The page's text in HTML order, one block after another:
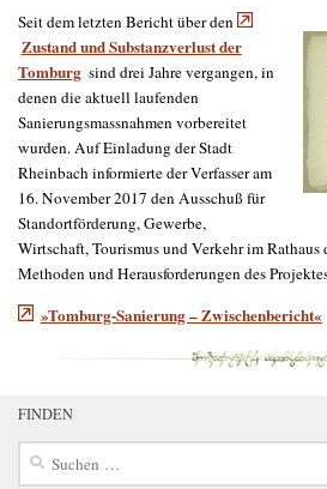
Seit dem letzten Bericht über den
Zustand und Substanzverlust der
Tomburg sind drei Jahre vergangen, in
denen die aktuell laufenden
Sanierungsmassnahmen vorbereitet
wurden. Auf Einladung der Stadt
Rheinbach informierte der Verfasser am
16. November 2017 den Ausschuß für
Standortförderung, Gewerbe,
Wirtschaft, Tourismus und Verkehr im Rathaus
Methoden und Herausforderungen des
»Tomburg-Sanierung – Zwischenbericht«
FINDEN
Suchen